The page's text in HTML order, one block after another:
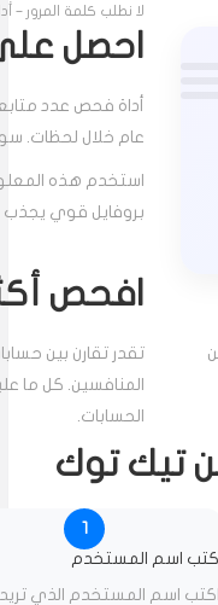
لا نطلب كلمة المرور –
احصل
أداة فحص عدد
عام خلال لحظات.
استخدم هذه
بروفايل قوي يجذب
افحص
تقدر تقارن بين
المنافسين. كل ما
الحسابات.
تيك توك
1
اكتب اسم المستخدم
اكتب اسم المستخدم الذي